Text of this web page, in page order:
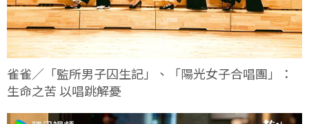
雀雀／「監所男子囚生記」、「陽光女子合唱團」：
生命之苦 以唱跳解憂